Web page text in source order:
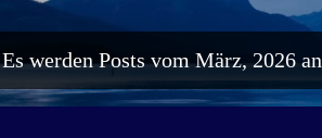
Es werden Posts vom März, 2026